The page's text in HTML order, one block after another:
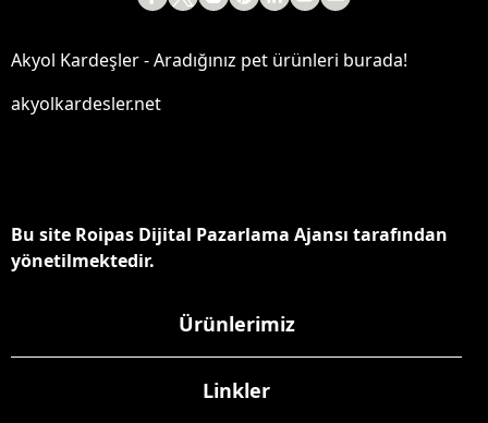
Akyol Kardeşler - Aradığınız pet ürünleri burada!
akyolkardesler.net
Bu site Roipas Dijital Pazarlama Ajansı tarafından
yönetilmektedir.
Ürünlerimiz
Linkler